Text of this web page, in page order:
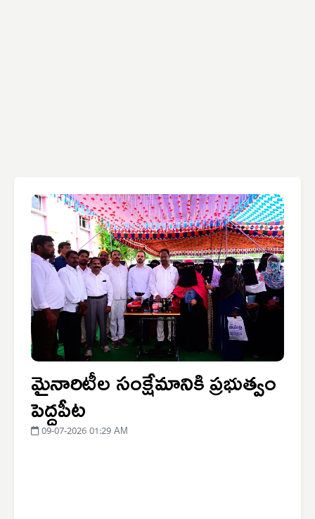
మైనారిటీల సంక్షేమానికి ప్రభుత్వం
పెద్దపీట
09-07-2026 01:29 AM